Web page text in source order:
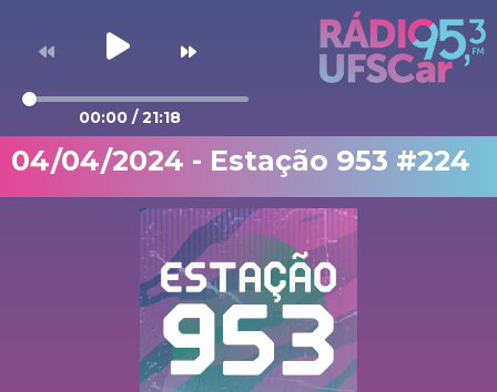
00:00 /21:18
04/04/2024 - Estação 953 #224